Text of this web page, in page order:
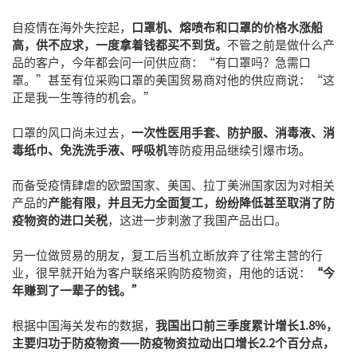
自疫情在海外失控起，
口罩机、熔喷布和口罩的价格水涨船
高，供不应求，一度拿着钱都买不到货。 不管之前是做什么产
品的客户，今年都会问一问供应商：“有口罩吗？急需口
罩。”甚至有位采购口罩的美国贸易商对他的供应商说：“这
正是我一生等待的机会。”
口罩的风口尚未过去， 一次性医用手套、防护服、消毒液、消
毒纸巾、免洗洗手液、呼吸机等防疫用品继续引爆市场。
而备受疫情肆虐的欧盟国家、美国、拉丁美洲国家因为对相关
产品的产能有限，并且无力全面复工，纷纷降低甚至取消了防
疫物资的进口关税，这进一步刺激了我国产品出口。
另一位做贸易的朋友，复工后当机立断放弃了往常主营的行
业，很早就开始为客户联络采购防疫物资，用他的话说：
“今
年赚到了一辈子的钱。”
根据中国海关发布的数据， 我国出口前三季度累计增长1.8%，
主要归功于防疫物资——防疫物资拉动出口增长2.2个百分点，